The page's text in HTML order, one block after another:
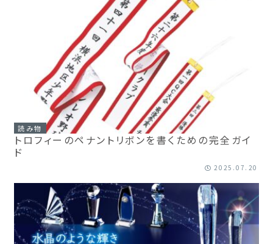
読み物
トロフィーのペナントリボンを書くための完全ガイ
ド
2025.07.20